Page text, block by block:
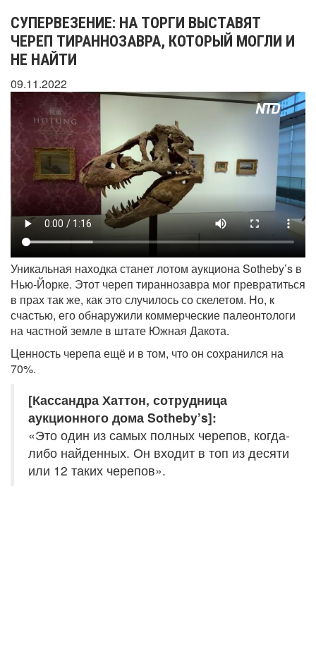
СУПЕРВЕЗЕНИЕ: НА ТОРГИ ВЫСТАВЯТ
ЧЕРЕП ТИРАННОЗАВРА, КОТОРЫЙ МОГЛИ И
НЕ НАЙТИ
09.11.2022
Уникальная находка станет лотом аукциона Sotheby’s в
Нью-Йорке. Этот череп тираннозавра мог превратиться
в прах так же, как это случилось со скелетом. Но, к
счастью, его обнаружили коммерческие палеонтологи
на частной земле в штате Южная Дакота.
Ценность черепа ещё и в том, что он сохранился на
70%.
[Кассандра Хаттон, сотрудница
аукционного дома Sotheby’s]:
«Это один из самых полных черепов, когда-
либо найденных. Он входит в топ из десяти
или 12 таких черепов».